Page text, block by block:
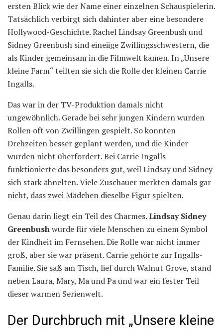
ersten Blick wie der Name einer einzelnen Schauspielerin.
Tatsächlich verbirgt sich dahinter aber eine besondere
Hollywood-Geschichte. Rachel Lindsay Greenbush und
Sidney Greenbush sind eineiige Zwillingsschwestern, die
als Kinder gemeinsam in die Filmwelt kamen. In „Unsere
kleine Farm“ teilten sie sich die Rolle der kleinen Carrie
Ingalls.
Das war in der TV-Produktion damals nicht
ungewöhnlich. Gerade bei sehr jungen Kindern wurden
Rollen oft von Zwillingen gespielt. So konnten
Drehzeiten besser geplant werden, und die Kinder
wurden nicht überfordert. Bei Carrie Ingalls
funktionierte das besonders gut, weil Lindsay und Sidney
sich stark ähnelten. Viele Zuschauer merkten damals gar
nicht, dass zwei Mädchen dieselbe Figur spielten.
Genau darin liegt ein Teil des Charmes.Lindsay Sidney
Greenbushwurde für viele Menschen zu einem Symbol
der Kindheit im Fernsehen. Die Rolle war nicht immer
groß, aber sie war präsent. Carrie gehörte zur Ingalls-
Familie. Sie saß am Tisch, lief durch Walnut Grove, stand
neben Laura, Mary, Ma und Pa und war ein fester Teil
dieser warmen Serienwelt.
Der Durchbruch mit „Unsere kleine